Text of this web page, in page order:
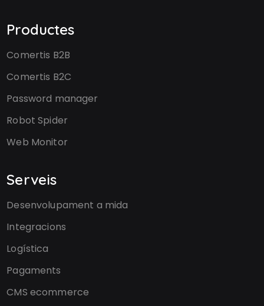
Productes
Comertis B2B
Comertis B2C
Password manager
Robot Spider
Web Monitor
Serveis
Desenvolupament a mida
Integracions
Logística
Pagaments
CMS ecommerce